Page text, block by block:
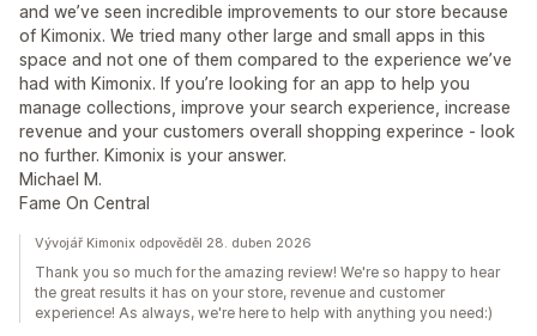
and we’ve seen incredible improvements to our store because
of Kimonix. We tried many other large and small apps in this
space and not one of them compared to the experience we’ve
had with Kimonix. If you’re looking for an app to help you
manage collections, improve your search experience, increase
revenue and your customers overall shopping experince - look
no further. Kimonix is your answer.
Michael M.
Fame On Central
Vývojář Kimonix odpověděl 28. duben 2026
Thank you so much for the amazing review! We're so happy to hear
the great results it has on your store, revenue and customer
experience! As always, we're here to help with anything you need:)